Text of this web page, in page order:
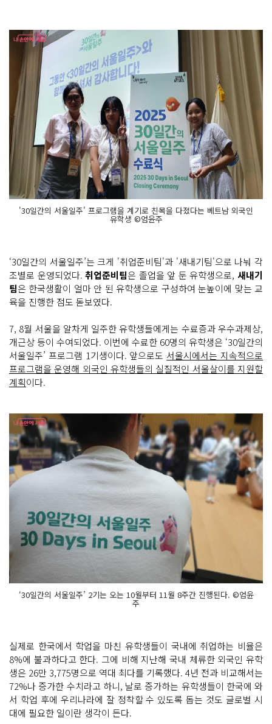
'30일간의 서울일주' 프로그램을 계기로 친목을 다졌다는 베트남 외국인
유학생 ©엄윤주
‘30일간의 서울일주’는 크게 '취업준비팀'과 '새내기팀'으로 나눠 각
조별로 운영되었다.취업준비팀은 졸업을 앞 둔 유학생으로,새내기
팀은 한국생활이 얼마 안 된 유학생으로 구성하여 눈높이에 맞는 교
육을 진행한 점도 돋보였다.
7, 8월 서울을 알차게 일주한 유학생들에게는 수료증과 우수과제상,
개근상 등이 수여되었다. 이번에 수료한 60명의 유학생은 ‘30일간의
서울일주’ 프로그램 1기생이다. 앞으로도서울시에서는 지속적으로
프로그램을 운영해 외국인 유학생들의 실질적인 서울살이를 지원할
계획이다.
‘30일간의 서울일주’ 2기는 오는 10월부터 11월 8주간 진행된다. ©엄윤
주
실제로 한국에서 학업을 마친 유학생들이 국내에 취업하는 비율은
8%에 불과하다고 한다. 그에 비해 지난해 국내 체류한 외국인 유학
생은 26만 3,775명으로 역대 최다를 기록했다. 4년 전과 비교해서는
72%나 증가한 수치라고 하니, 날로 증가하는 유학생들이 한국에 와
서 학업 후에 우리나라에 잘 정착할 수 있도록 돕는 것도 글로벌 시
대에 필요한 일이란 생각이 든다.